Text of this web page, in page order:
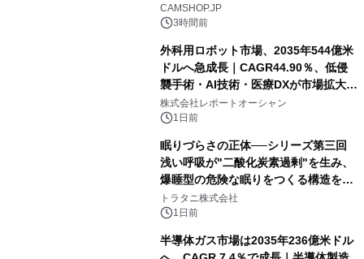
CAMSHOP.JP
3時間前
外科用ロボット市場、2035年544億米
ドルへ急成長｜CAGR44.90％、低侵
襲手術・AI技術・医療DXが市場拡大を
牽引
株式会社レポートオーシャン
1日前
眠りづらさの正体──シリーズ第三回
浅い呼吸が"二酸化炭素過剰"を生み、
爆睡型の危険な眠りをつくる構造を解
説
トラタニ株式会社
1日前
半導体ガス市場は2035年236億米ドル